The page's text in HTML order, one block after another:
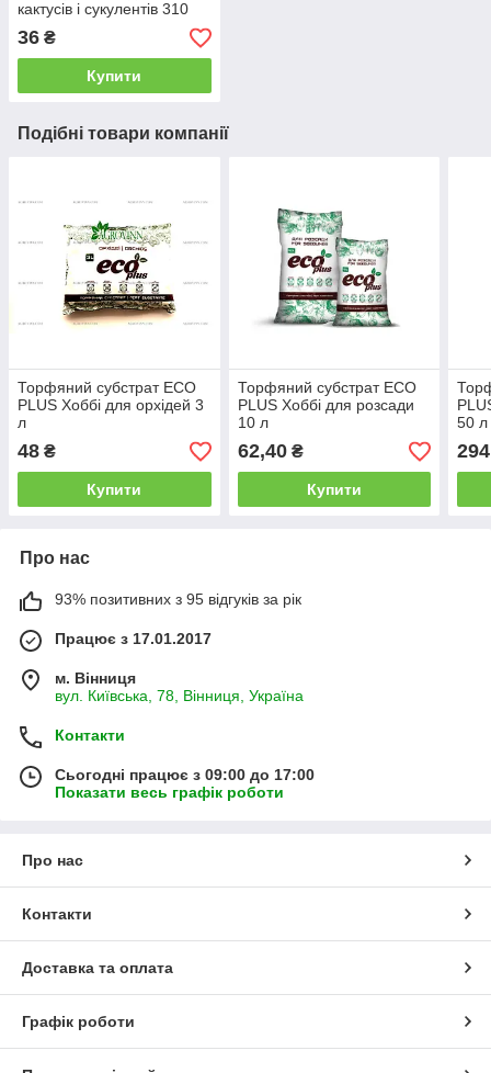
кактусів і сукулентів 310
мл
36 ₴
Купити
Подібні товари компанії
Торфяний субстрат ECO
PLUS Хоббі для орхідей 3
л
48 ₴
Купити
Торфяний субстрат ECO
PLUS Хоббі для розсади
10 л
62,40₴
Купити
50 л
294
Про нас
93% позитивних з 95 відгуків за рік
Працює з 17.01.2017
м. Вінниця
вул. Київська, 78, Вінниця, Україна
Контакти
Сьогодні працює з 09:00 до 17:00
Показати весь графік роботи
Про нас
Контакти
Доставка та оплата
Графік роботи